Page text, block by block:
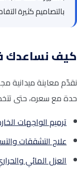
بالتصاميم كثيرة
كيف نساعدك
نقدّم معاينة ميدانية
حدة مع سعره، حتى
ترميم الواجهات
علاج التشققات
العزل المائي